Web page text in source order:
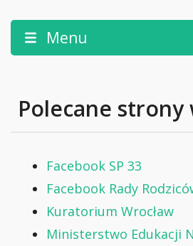
Menu
Polecane strony
Facebook SP 33
Facebook Rady
Kuratorium Wrocław
Ministerstwo Edukacji